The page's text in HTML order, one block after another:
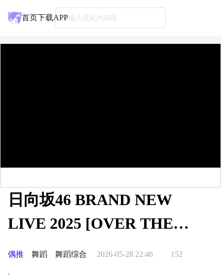
首页下载APP请输入搜索内容喵
日向坂46 BRAND NEW
LIVE 2025 [OVER THE
RAINBOW] You're in my way
河田陽菜&下田衣珠季
偶推 舞蹈 舞蹈综合 2026-05-28 22:46 152
.